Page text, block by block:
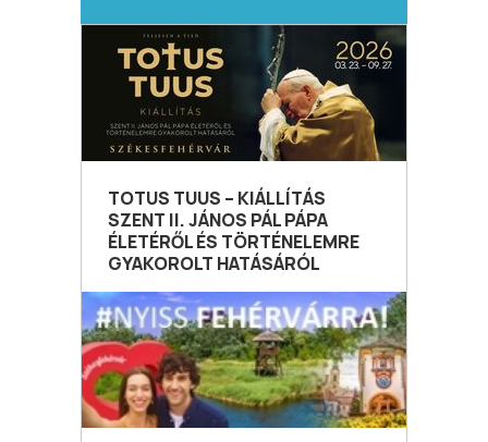
TOTUS TUUS – KIÁLLÍTÁS
SZENT II. JÁNOS PÁL PÁPA
ÉLETÉRŐL ÉS TÖRTÉNELEMRE
GYAKOROLT HATÁSÁRÓL